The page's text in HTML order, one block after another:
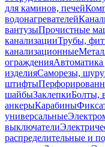
для каминов, печей
водонагревателей
вантузыПрочистные
канализацииТрубы,
канализационные
огражденияАвтоматика
изделияСаморезы,
штифты
шайбыЗаклепкиБолты,
анкерыКарабины
универсальные
выключатели
распределительные и